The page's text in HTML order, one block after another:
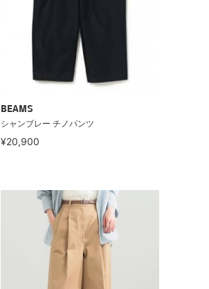
BEAMS
シャンブレー チノパンツ
¥20,900